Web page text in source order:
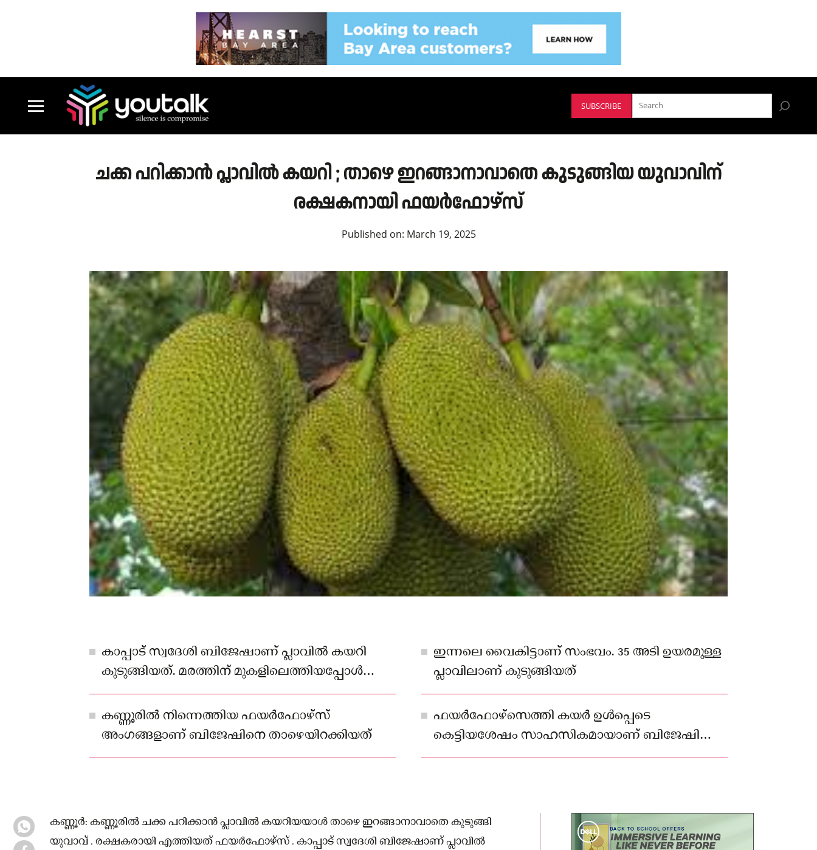
SUBSCRIBE
ചക്ക പറിക്കാൻ പ്ലാവിൽ കയറി ; താഴെ ഇറങ്ങാനാവാതെ കുടുങ്ങിയ യുവാവിന്
രക്ഷകനായി ഫയർഫോഴ്‌സ്‌
Published on: March 19, 2025
കാപ്പാട് സ്വദേശി ബിജേഷാണ് പ്ലാവിൽ കയറി
കുടുങ്ങിയത്. മരത്തിന് മുകളിലെത്തിയപ്പോള്‍
ദേഹാസ്വാസ്ഥ്യം അനുഭവപ്പെടുകയായിരുന്നു.
ഇന്നലെ വൈകിട്ടാണ് സംഭവം. 35 അടി ഉയരമുള്ള
പ്ലാവിലാണ് കുടുങ്ങിയത്
കണ്ണൂരിൽ നിന്നെത്തിയ ഫയർഫോഴ്സ്
അംഗങ്ങളാണ് ബിജേഷിനെ താഴെയിറക്കിയത്
ഫയര്‍ഫോഴ്സെത്തി കയര്‍ ഉള്‍പ്പെടെ
കെട്ടിയശേഷം സാഹസികമായാണ് ബിജേഷിനെ
താഴെയിറക്കിയത്.
കണ്ണൂര്‍: കണ്ണൂരിൽ ചക്ക പറിക്കാൻ പ്ലാവിൽ കയറിയയാൾ താഴെ ഇറങ്ങാനാവാതെ കുടുങ്ങി
യുവാവ് . രക്ഷകരായി എത്തിയത് ഫയർഫോഴ്സ് . കാപ്പാട് സ്വദേശി ബിജേഷാണ് പ്ലാവിൽ